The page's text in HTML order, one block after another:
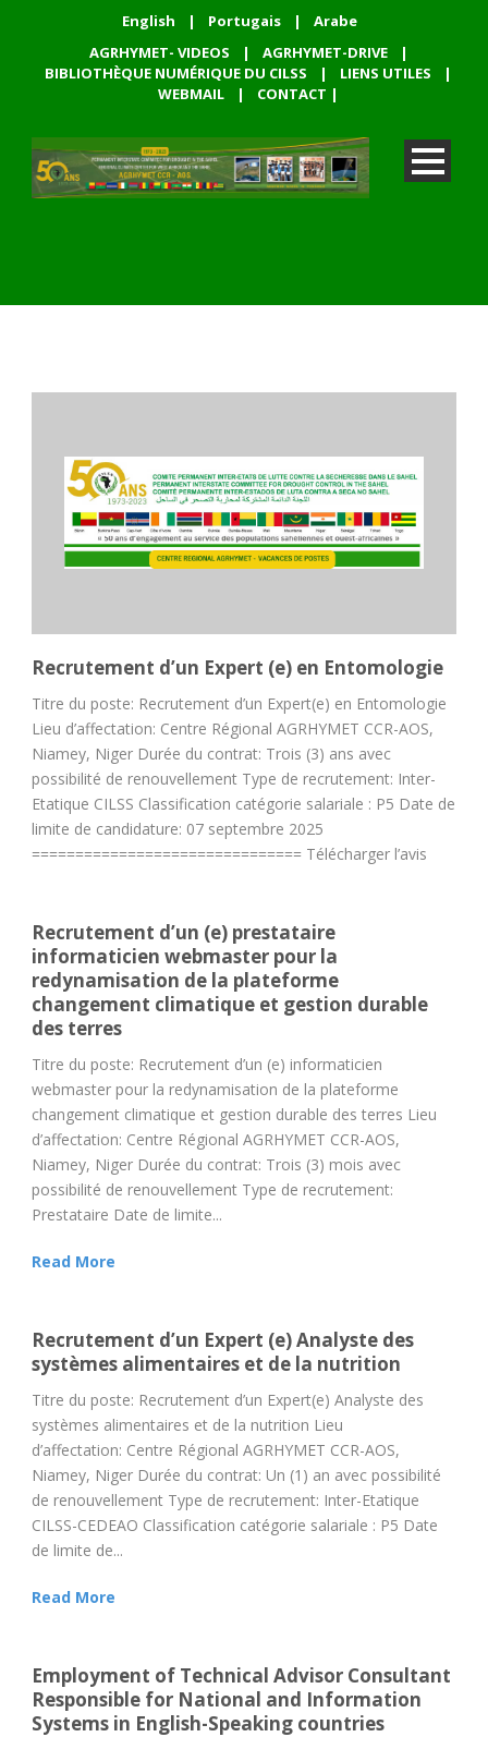
English | Portugais |
Arabe
AGRHYMET- VIDEOS
| AGRHYMET-DRIVE
|
BIBLIOTHÈQUE NUMÉRIQUE DU CILSS
| LIENS UTILES
|
WEBMAIL
| CONTACT |
Recrutement d’un Expert (e) en Entomologie
Titre du poste: Recrutement d’un Expert(e) en Entomologie
Lieu d’affectation: Centre Régional AGRHYMET CCR-AOS,
Niamey, Niger Durée du contrat: Trois (3) ans avec
possibilité de renouvellement Type de recrutement: Inter-
Etatique CILSS Classification catégorie salariale : P5 Date de
limite de candidature: 07 septembre 2025
=============================== Télécharger l’avis
Recrutement d’un (e) prestataire
informaticien webmaster pour la
redynamisation de la plateforme
changement climatique et gestion durable
des terres
Titre du poste: Recrutement d’un (e) informaticien
webmaster pour la redynamisation de la plateforme
changement climatique et gestion durable des terres Lieu
d’affectation: Centre Régional AGRHYMET CCR-AOS,
Niamey, Niger Durée du contrat: Trois (3) mois avec
possibilité de renouvellement Type de recrutement:
Prestataire Date de limite...
Read More
Recrutement d’un Expert (e) Analyste des
systèmes alimentaires et de la nutrition
Titre du poste: Recrutement d’un Expert(e) Analyste des
systèmes alimentaires et de la nutrition Lieu
d’affectation: Centre Régional AGRHYMET CCR-AOS,
Niamey, Niger Durée du contrat: Un (1) an avec possibilité
de renouvellement Type de recrutement: Inter-Etatique
CILSS-CEDEAO Classification catégorie salariale : P5 Date
de limite de...
Read More
Employment of Technical Advisor Consultant
Responsible for National and Information
Systems in English-Speaking countries